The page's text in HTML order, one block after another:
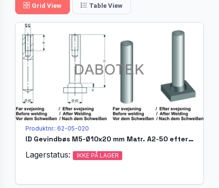
Grid View Table View
Produktnr.: 62-05-020
ID Gevindbøs M5-Ø10x20 mm Matr. A2-50 efter EN ISO 13918
Lagerstatus: IKKE PÅ LAGER